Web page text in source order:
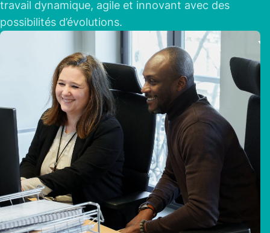
travail dynamique, agile et innovant avec des
possibilités d’évolutions.